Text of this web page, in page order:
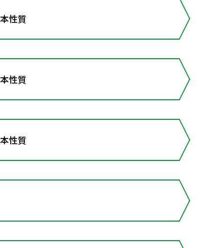
性質
性質
性質